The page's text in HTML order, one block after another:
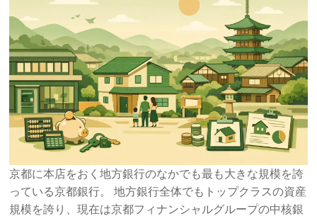
京都に本店をおく地方銀行のなかでも最も大きな規模を誇
っている京都銀行。 地方銀行全体でもトップクラスの資産
規模を誇り、現在は京都フィナンシャルグループの中核銀